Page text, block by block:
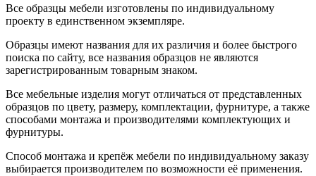
Все образцы мебели изготовлены по индивидуальному
проекту в единственном экземпляре.
Образцы имеют названия для их различия и более быстрого
поиска по сайту, все названия образцов не являются
зарегистрированным товарным знаком.
Все мебельные изделия могут отличаться от представленных
образцов по цвету, размеру, комплектации, фурнитуре, а также
способами монтажа и производителями комплектующих и
фурнитуры.
Способ монтажа и крепёж мебели по индивидуальному заказу
выбирается производителем по возможности её применения.